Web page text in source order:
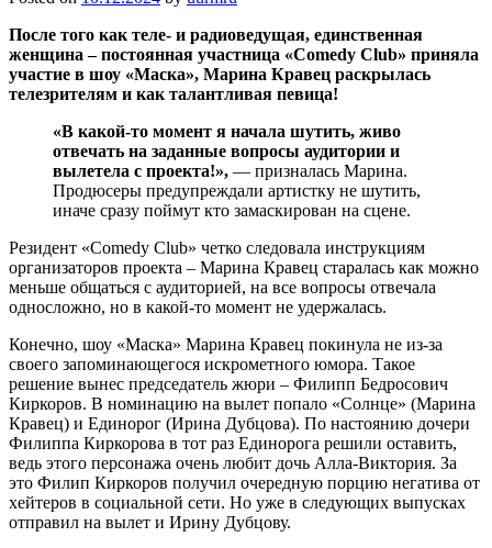
После того как теле- и радиоведущая, единственная
женщина – постоянная участница «Comedy Club» приняла
участие в шоу «Маска», Марина Кравец раскрылась
телезрителям и как талантливая певица!
«В какой-то момент я начала шутить, живо
отвечать на заданные вопросы аудитории и
вылетела с проекта!», — призналась Марина.
Продюсеры предупреждали артистку не шутить,
иначе сразу поймут кто замаскирован на сцене.
Резидент «Comedy Club» четко следовала инструкциям
организаторов проекта – Марина Кравец старалась как можно
меньше общаться с аудиторией, на все вопросы отвечала
односложно, но в какой-то момент не удержалась.
Конечно, шоу «Маска» Марина Кравец покинула не из-за
своего запоминающегося искрометного юмора. Такое
решение вынес председатель жюри – Филипп Бедросович
Киркоров. В номинацию на вылет попало «Солнце» (Марина
Кравец) и Единорог (Ирина Дубцова). По настоянию дочери
Филиппа Киркорова в тот раз Единорога решили оставить,
ведь этого персонажа очень любит дочь Алла-Виктория. За
это Филип Киркоров получил очередную порцию негатива от
хейтеров в социальной сети. Но уже в следующих выпусках
отправил на вылет и Ирину Дубцову.